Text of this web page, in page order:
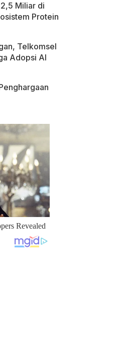
Miliar di
Protein
Telkomsel
Adopsi AI